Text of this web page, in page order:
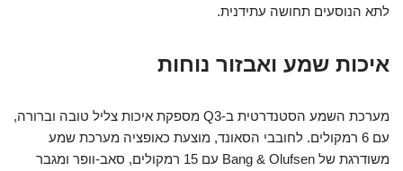
לתא הנוסעים תחושה עתידנית.
איכות שמע ואבזור נוחות
מערכת השמע הסטנדרטית ב-Q3 מספקת איכות צליל טובה וברורה,
עם 6 רמקולים. לחובבי הסאונד, מוצעת כאופציה מערכת שמע
משודרגת של Bang & Olufsen עם 15 רמקולים, סאב-וופר ומגבר